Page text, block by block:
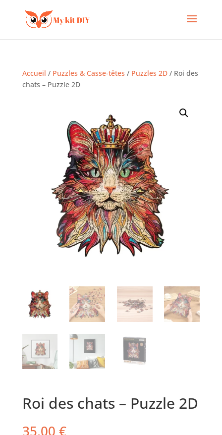
Accueil / Puzzles & Casse-têtes / Puzzles 2D/ Roi des
chats – Puzzle 2D
Roi des chats – Puzzle 2D
35,00 €